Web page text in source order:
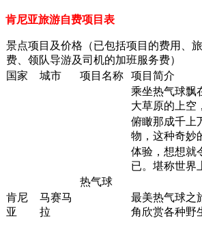
肯尼亚旅游自费项目表
景点项目及价格（已包括项目的费用、
费、领队导游及司机的加班服务费）
国家
城市 项目名称 项目简介
乘坐热气球飘
大草原的上空，
俯瞰那成千上
物，这种奇妙
体验，想想就
已。堪称世界
热气球
肯尼
亚
马赛马
拉
最美热气球之
角欣赏各种野